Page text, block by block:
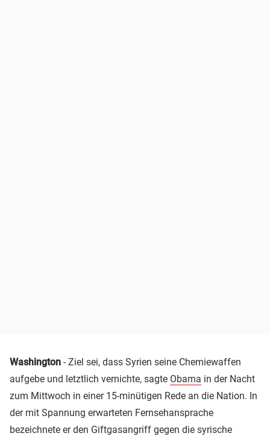
Washington - Ziel sei, dass Syrien seine Chemiewaffen
aufgebe und letztlich vernichte, sagte Obama in der Nacht
zum Mittwoch in einer 15-minütigen Rede an die Nation. In
der mit Spannung erwarteten Fernsehansprache
bezeichnete er den Giftgasangriff gegen die syrische